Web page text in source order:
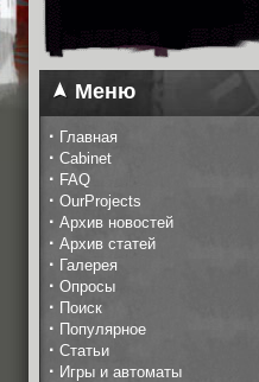
Меню
· Главная
· Cabinet
· FAQ
· OurProjects
· Архив новостей
· Архив статей
· Галерея
· Опросы
· Поиск
· Популярное
· Статьи
· Игры и автоматы